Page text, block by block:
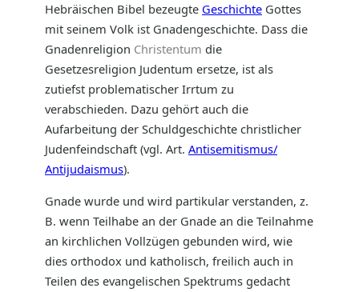
Hebräischen Bibel bezeugte Geschichte Gottes
mit seinem Volk ist Gnadengeschichte. Dass die
Gnadenreligion Christentum die
Gesetzesreligion Judentum ersetze, ist als
zutiefst problematischer Irrtum zu
verabschieden. Dazu gehört auch die
Aufarbeitung der Schuldgeschichte christlicher
Judenfeindschaft (vgl. Art. Antisemitismus/
Antijudaismus).
Gnade wurde und wird partikular verstanden, z.
B. wenn Teilhabe an der Gnade an die Teilnahme
an kirchlichen Vollzügen gebunden wird, wie
dies orthodox und katholisch, freilich auch in
Teilen des evangelischen Spektrums gedacht